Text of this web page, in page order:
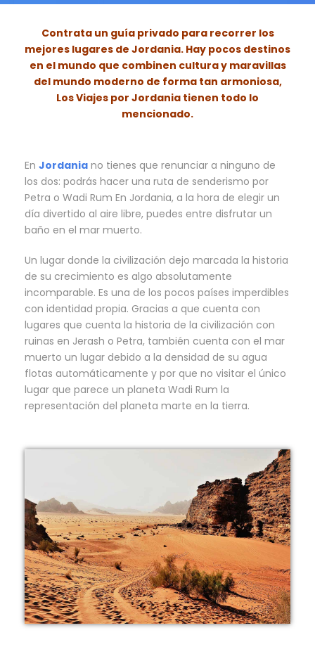
Contrata un guía privado para recorrer los
mejores lugares de Jordania. Hay pocos destinos
en el mundo que combinen cultura y maravillas
del mundo moderno de forma tan armoniosa,
LosViajes por Jordania tienen todo lo
mencionado.
En Jordania no tienes que renunciar a ninguno de
los dos: podrás hacer una ruta de senderismo por
Petra o Wadi Rum En Jordania, a la hora de elegir un
día divertido al aire libre, puedes entre disfrutar un
baño en el mar muerto.
Un lugar donde la civilización dejo marcada la historia
de su crecimiento es algo absolutamente
incomparable. Es una de los pocos países imperdibles
con identidad propia. Gracias a que cuenta con
lugares que cuenta la historia de la civilización con
ruinas en Jerash o Petra, también cuenta con el mar
muerto un lugar debido a la densidad de su agua
flotas automáticamente y por que no visitar el único
lugar que parece un planeta Wadi Rum la
representación del planeta marte en la tierra.